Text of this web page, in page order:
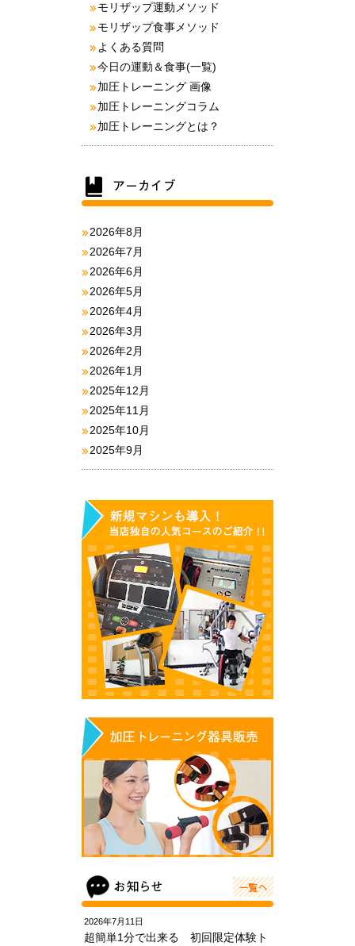
モリザップ運動メソッド
モリザップ食事メソッド
よくある質問
今日の運動＆食事(一覧)
加圧トレーニング 画像
加圧トレーニングコラム
加圧トレーニングとは？
2026年8月
2026年7月
2026年6月
2026年5月
2026年4月
2026年3月
2026年2月
2026年1月
2025年12月
2025年11月
2025年10月
2025年9月
2026年7月11日
超簡単1分で出来る 初回限定体験ト